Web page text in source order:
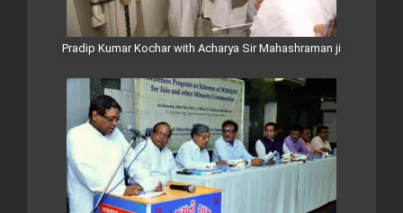
Pradip Kumar Kochar with Acharya Sir Mahashraman ji